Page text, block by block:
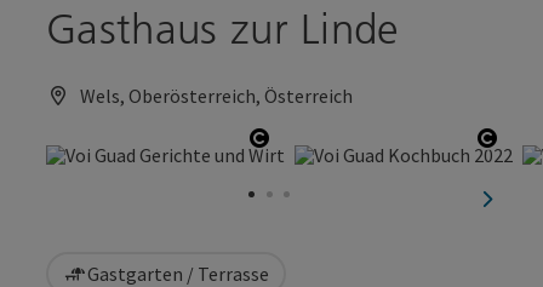
Gasthaus zur Linde
Wels, Oberösterreich, Österreich
Copyright öffnen
Gastgarten / Terrasse